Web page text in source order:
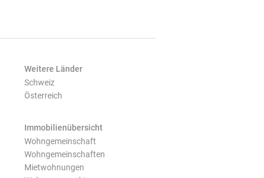
Weitere Länder
Schweiz
Österreich
Immobilienübersicht
Wohngemeinschaft
Wohngemeinschaften
Mietwohnungen